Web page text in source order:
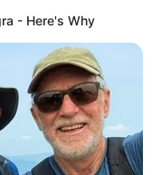
- Here's Why